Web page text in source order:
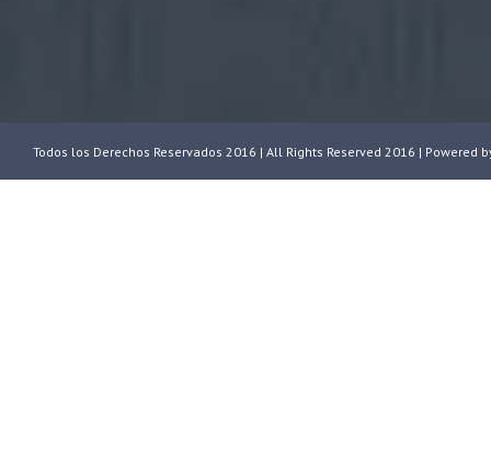
Todos los Derechos Reservados 2016 | All Rights Reserved 2016 | Powered